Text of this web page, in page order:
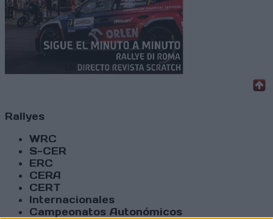
Rallyes
WRC
S-CER
ERC
CERA
CERT
Internacionales
Campeonatos Autonómicos